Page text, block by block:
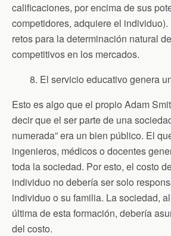
calificaciones, por encima de sus
competidores, adquiere el
retos para la determinación natural
competitivos en los mercados.
8. El servicio educativo genera
Esto es algo que el propio Adam
decir que el ser parte de una
numerada” era un bien público. El
ingenieros, médicos o docentes
toda la sociedad. Por esto, el costo
individuo no debería ser solo
individuo o su familia. La sociedad,
última de esta formación, debería
del costo.